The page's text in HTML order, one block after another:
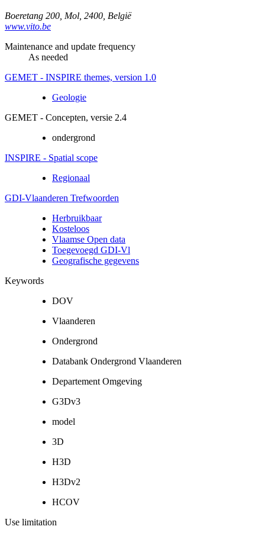
Boeretang 200 Mol 2400 België
www.vito.be
Maintenance and update frequency
As needed
GEMET - INSPIRE themes, version 1.0
Geologie
GEMET - Concepten, versie 2.4
ondergrond
INSPIRE - Spatial scope
Regionaal
GDI-Vlaanderen Trefwoorden
Herbruikbaar
Kosteloos
Vlaamse Open data
Toegevoegd GDI-Vl
Geografische gegevens
Keywords
DOV
Vlaanderen
Ondergrond
Databank Ondergrond Vlaanderen
Departement Omgeving
G3Dv3
model
3D
H3D
H3Dv2
HCOV
Use limitation